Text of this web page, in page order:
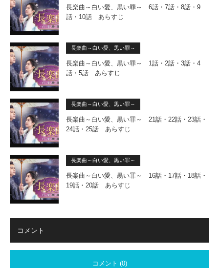
長楽曲～白い愛、黒い罪～ 6話・7話・8話・9
話・10話 あらすじ
長楽曲～白い愛、黒い罪～
長楽曲～白い愛、黒い罪～ 1話・2話・3話・4
話・5話 あらすじ
長楽曲～白い愛、黒い罪～
長楽曲～白い愛、黒い罪～ 21話・22話・23話・
24話・25話 あらすじ
長楽曲～白い愛、黒い罪～
長楽曲～白い愛、黒い罪～ 16話・17話・18話・
19話・20話 あらすじ
コメント
コメント (0)